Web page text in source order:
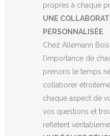
propres à chaque
UNE
PERSONNALISÉE
Chez Allemann
l’importance de
prenons le temps
collaborer
chaque aspect de
vos questions et
reflètent